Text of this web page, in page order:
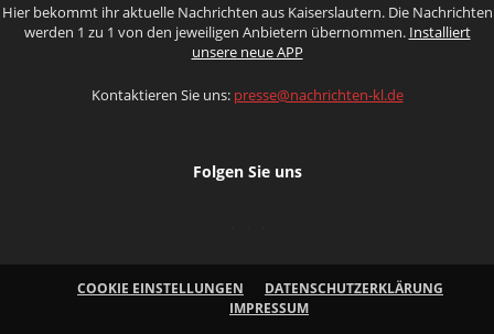
Hier bekommt ihr aktuelle Nachrichten aus Kaiserslautern. Die Nachrichten
werden 1 zu 1 von den jeweiligen Anbietern übernommen. Installiert
unsere neue APP
Kontaktieren Sie uns: presse@nachrichten-kl.de
Folgen Sie uns
COOKIE EINSTELLUNGEN
DATENSCHUTZERKLÄRUNG
IMPRESSUM